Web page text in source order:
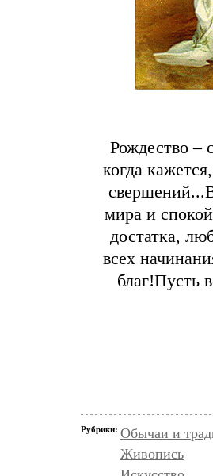
Рождество –
когда
мира и
достатка,
всех
благ!Пусть
Рубрики: Обычаи и
Живопись